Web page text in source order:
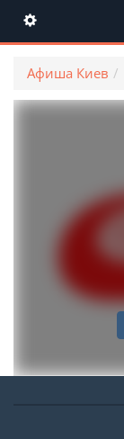
Toggle
navigation
Афиша Киев